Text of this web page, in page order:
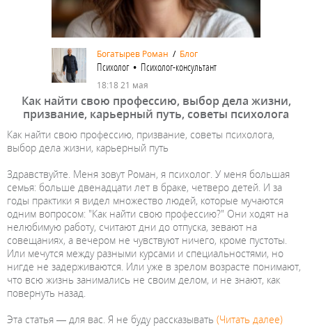
Богатырев Роман / Блог
Психолог • Психолог-консультант
18:18 21 мая
Как найти свою профессию, выбор дела жизни,
призвание, карьерный путь, советы психолога
Как найти свою профессию, призвание, советы психолога,
выбор дела жизни, карьерный путь
Здравствуйте. Меня зовут Роман, я психолог. У меня большая
семья: больше двенадцати лет в браке, четверо детей. И за
годы практики я видел множество людей, которые мучаются
одним вопросом: "Как найти свою профессию?" Они ходят на
нелюбимую работу, считают дни до отпуска, зевают на
совещаниях, а вечером не чувствуют ничего, кроме пустоты.
Или мечутся между разными курсами и специальностями, но
нигде не задерживаются. Или уже в зрелом возрасте понимают,
что всю жизнь занимались не своим делом, и не знают, как
повернуть назад.
Эта статья — для вас. Я не буду рассказывать (Читать далее)